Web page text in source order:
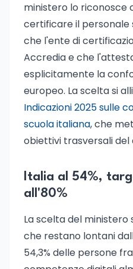
ministero lo
certificare il personale
che l'ente di
Accredia e che
esplicitamente la
europeo. La scelta si
Indicazioni 2025 sulle
scuola italiana, che
obiettivi trasversali del
Italia al 54%,
all'80%
La scelta del ministero
che restano lontani
54,3% delle persone